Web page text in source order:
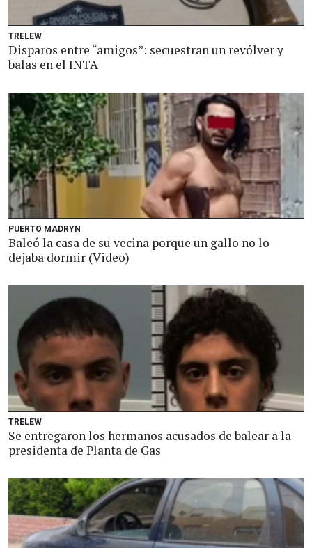
TRELEW
Disparos entre “amigos”: secuestran un revólver y
balas en el INTA
PUERTO MADRYN
Baleó la casa de su vecina porque un gallo no lo
dejaba dormir (Video)
TRELEW
Se entregaron los hermanos acusados de balear a la
presidenta de Planta de Gas